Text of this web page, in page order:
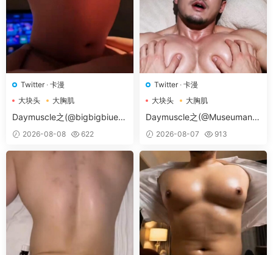
Twitter· 卡漫
大块头
大胸肌
大胸肌肉男
Daymuscle之(@bigbigbiue-
@BBb）
2026-08-08 622
Twitter· 卡漫
大块头
大胸肌
大胸肌肉男
Daymuscle之(@Museumans-
@Museuman）
2026-08-07 913